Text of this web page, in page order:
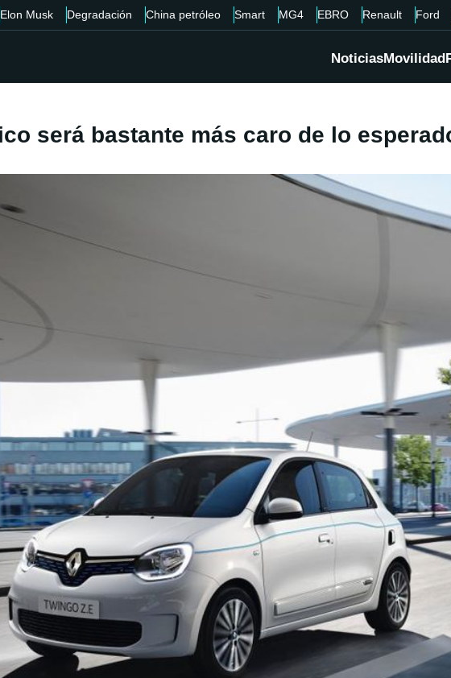
Elon Musk Degradación China petróleo Smart MG4 EBRO Renault Ford
NoticiasMovilidad
será bastante más caro de lo